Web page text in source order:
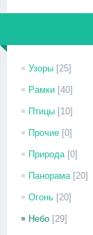
Узоры [25]
Рамки [40]
Птицы [10]
Прочие [0]
Природа [0]
Панорама [20]
Огонь [20]
Небо [29]